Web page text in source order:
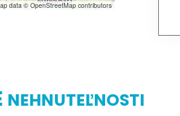
data © OpenStreetMapcontributors
NEHNUTEĽNOSTI